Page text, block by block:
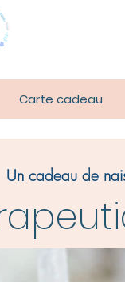
Carte cadeau
Un cadeau de